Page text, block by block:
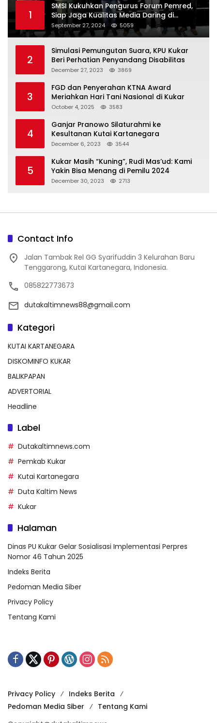
1
SMSI Kukuhkan Pengurus Forum Pemred,
Siap Jaga Kualitas Media Daring di
Indonesia
September 27, 2024 5059
2
Simulasi Pemungutan Suara, KPU Kukar
Beri Perhatian Penyandang Disabilitas
December 27, 2023 3869
3
FGD dan Penyerahan KTNA Award
Meriahkan Hari Tani Nasional di Kukar
October 4, 2025 3583
4
Ganjar Pranowo Silaturahmi ke
Kesultanan Kutai Kartanegara
December 6, 2023 3544
5
Kukar Masih “Kuning”, Rudi Mas’ud: Kami
Yakin Bisa Menang di Pemilu 2024
December 30, 2023 2713
Contact Info
Jalan Tambak Rel GG Syarifuddin 3 Kelurahan Baru
Tenggarong, Kutai Kartanegara, Indonesia.
085822773673
dutakaltimnews88@gmail.com
Kategori
KUTAI KARTANEGARA
DISKOMINFO KUKAR
BALIKPAPAN
ADVERTORIAL
Headline
Label
Dutakaltimnews.com
Pemkab Kukar
Kutai Kartanegara
Duta Kaltim News
Kukar
Halaman
Dinas PU Kukar Gelar Sosialisasi Implementasi Perpres
Nomor 46 Tahun 2025
Indeks Berita
Pedoman Media Siber
Privacy Policy
Tentang Kami
Privacy Policy
Indeks Berita
Pedoman Media Siber
Tentang Kami